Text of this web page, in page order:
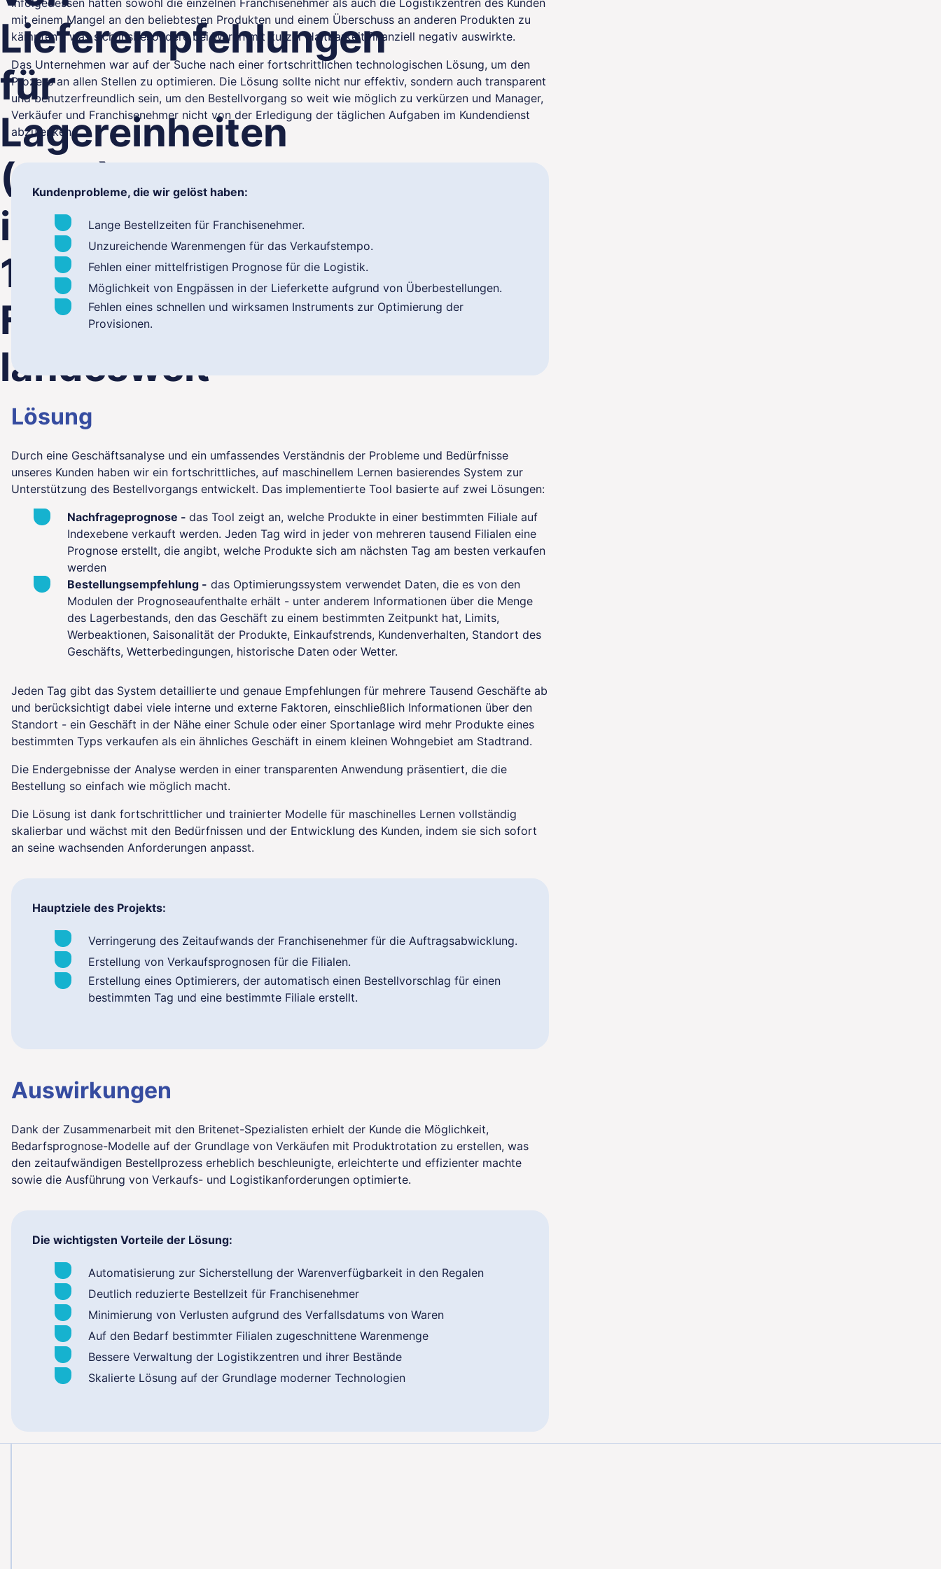
Lieferempfehlungen
für
Lagereinheiten
(SKU)
in
10.000
Filialen
landesweit
Infolgedessen hatten sowohl die einzelnen Franchisenehmer als auch die Logistikzentren des Kunden
mit einem Mangel an den beliebtesten Produkten und einem Überschuss an anderen Produkten zu
kämpfen - was sich insbesondere bei Waren mit kurzer Haltbarkeit finanziell negativ auswirkte.
Das Unternehmen war auf der Suche nach einer fortschrittlichen technologischen Lösung, um den
Prozess an allen Stellen zu optimieren. Die Lösung sollte nicht nur effektiv, sondern auch transparent
und benutzerfreundlich sein, um den Bestellvorgang so weit wie möglich zu verkürzen und Manager,
Verkäufer und Franchisenehmer nicht von der Erledigung der täglichen Aufgaben im Kundendienst
abzulenken.
Kundenprobleme, die wir gelöst haben:
Lange Bestellzeiten für Franchisenehmer.
Unzureichende Warenmengen für das Verkaufstempo.
Fehlen einer mittelfristigen Prognose für die Logistik.
Möglichkeit von Engpässen in der Lieferkette aufgrund von Überbestellungen.
Fehlen eines schnellen und wirksamen Instruments zur Optimierung der
Provisionen.
Lösung
Durch eine Geschäftsanalyse und ein umfassendes Verständnis der Probleme und Bedürfnisse
unseres Kunden haben wir ein fortschrittliches, auf maschinellem Lernen basierendes System zur
Unterstützung des Bestellvorgangs entwickelt. Das implementierte Tool basierte auf zwei Lösungen:
Nachfrageprognose - das Tool zeigt an, welche Produkte in einer bestimmten Filiale auf
Indexebene verkauft werden. Jeden Tag wird in jeder von mehreren tausend Filialen eine
Prognose erstellt, die angibt, welche Produkte sich am nächsten Tag am besten verkaufen
werden
Bestellungsempfehlung - das Optimierungssystem verwendet Daten, die es von den
Modulen der Prognoseaufenthalte erhält - unter anderem Informationen über die Menge
des Lagerbestands, den das Geschäft zu einem bestimmten Zeitpunkt hat, Limits,
Werbeaktionen, Saisonalität der Produkte, Einkaufstrends, Kundenverhalten, Standort des
Geschäfts, Wetterbedingungen, historische Daten oder Wetter.
Jeden Tag gibt das System detaillierte und genaue Empfehlungen für mehrere Tausend Geschäfte ab
und berücksichtigt dabei viele interne und externe Faktoren, einschließlich Informationen über den
Standort - ein Geschäft in der Nähe einer Schule oder einer Sportanlage wird mehr Produkte eines
bestimmten Typs verkaufen als ein ähnliches Geschäft in einem kleinen Wohngebiet am Stadtrand.
Die Endergebnisse der Analyse werden in einer transparenten Anwendung präsentiert, die die
Bestellung so einfach wie möglich macht.
Die Lösung ist dank fortschrittlicher und trainierter Modelle für maschinelles Lernen vollständig
skalierbar und wächst mit den Bedürfnissen und der Entwicklung des Kunden, indem sie sich sofort
an seine wachsenden Anforderungen anpasst.
Hauptziele des Projekts:
Verringerung des Zeitaufwands der Franchisenehmer für die Auftragsabwicklung.
Erstellung von Verkaufsprognosen für die Filialen.
Erstellung eines Optimierers, der automatisch einen Bestellvorschlag für einen
bestimmten Tag und eine bestimmte Filiale erstellt.
Auswirkungen
Dank der Zusammenarbeit mit den Britenet-Spezialisten erhielt der Kunde die Möglichkeit,
Bedarfsprognose-Modelle auf der Grundlage von Verkäufen mit Produktrotation zu erstellen, was
den zeitaufwändigen Bestellprozess erheblich beschleunigte, erleichterte und effizienter machte
sowie die Ausführung von Verkaufs- und Logistikanforderungen optimierte.
Die wichtigsten Vorteile der Lösung:
Automatisierung zur Sicherstellung der Warenverfügbarkeit in den Regalen
Deutlich reduzierte Bestellzeit für Franchisenehmer
Minimierung von Verlusten aufgrund des Verfallsdatums von Waren
Auf den Bedarf bestimmter Filialen zugeschnittene Warenmenge
Bessere Verwaltung der Logistikzentren und ihrer Bestände
Skalierte Lösung auf der Grundlage moderner Technologien